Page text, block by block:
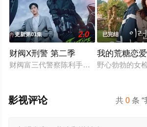
更新第01集 2.0
财阀X刑警 第二季
财阀富三代警察陈利手（安普贤 饰）华
已完结
我的荒糖恋爱
野心勃勃的女
共0 条 “
影视评论